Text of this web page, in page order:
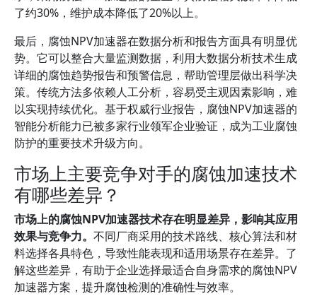
了约30%，维护成本降低了20%以上。
最后，腐蚀NPV加速器在数据分析和报告方面具有明显优
势。它可以整合大量监测数据，利用大数据分析技术生成
详细的腐蚀趋势报告和预警信息，帮助管理层做出科学决
策。传统方法多依赖人工分析，容易受主观因素影响，难
以实现持续优化。基于权威行业报告，腐蚀NPV加速器的
智能分析能力已被多家行业领军企业验证，成为工业腐蚀
防护的重要技术升级方向。
市场上主要竞争对手的腐蚀加速技术
有哪些差异？
市场上的腐蚀NPV加速器技术存在明显差异，影响其应用
效果与竞争力。 不同厂商采用的技术路线、核心算法和材
料选择各具特色，导致性能表现和适用场景存在差异。了
解这些差异，有助于企业选择最适合自身需求的腐蚀NPV
加速器方案，提升腐蚀检测的准确性与效率。